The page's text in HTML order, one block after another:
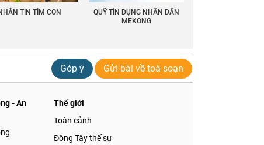
TIN TÌM CON
QUỸ TÍN DỤNG NHÂN DÂN
MEKONG
Góp ý Gửi bài về toà soạn
- An
Thế giới
Toàn cảnh
Đông Tây thế sự